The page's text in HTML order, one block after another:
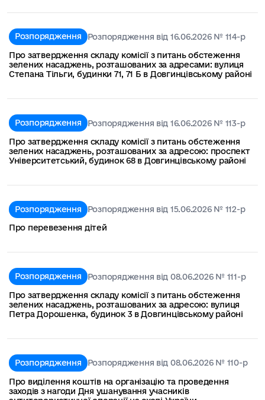
Розпорядження
Розпорядження від 16.06.2026 № 114-р
Про затвердження складу комісії з питань обстеження
зелених насаджень, розташованих за адресами: вулиця
Степана Тільги, будинки 71, 71 Б в Довгинцівському районі
Розпорядження
Розпорядження від 16.06.2026 № 113-р
Про затвердження складу комісії з питань обстеження
зелених насаджень, розташованих за адресою: проспект
Університетський, будинок 68 в Довгинцівському районі
Розпорядження
Розпорядження від 15.06.2026 № 112-р
Про перевезення дітей
Розпорядження
Розпорядження від 08.06.2026 № 111-р
Про затвердження складу комісії з питань обстеження
зелених насаджень, розташованих за адресою: вулиця
Петра Дорошенка, будинок 3 в Довгинцівському районі
Розпорядження
Розпорядження від 08.06.2026 № 110-р
Про виділення коштів на організацію та проведення
заходів з нагоди Дня ушанування учасників